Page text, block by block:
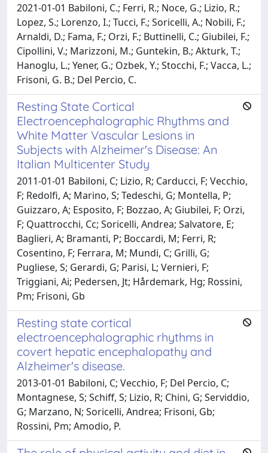
2021-01-01 Babiloni, C.; Ferri, R.; Noce, G.; Lizio, R.;
Lopez, S.; Lorenzo, I.; Tucci, F.; Soricelli, A.; Nobili, F.;
Arnaldi, D.; Fama, F.; Orzi, F.; Buttinelli, C.; Giubilei, F.;
Cipollini, V.; Marizzoni, M.; Guntekin, B.; Akturk, T.;
Hanoglu, L.; Yener, G.; Ozbek, Y.; Stocchi, F.; Vacca, L.;
Frisoni, G. B.; Del Percio, C.
Resting State Cortical
Electroencephalographic Rhythms and
White Matter Vascular Lesions in
Subjects with Alzheimer's Disease: An
Italian Multicenter Study
2011-01-01 Babiloni, C; Lizio, R; Carducci, F; Vecchio,
F; Redolfi, A; Marino, S; Tedeschi, G; Montella, P;
Guizzaro, A; Esposito, F; Bozzao, A; Giubilei, F; Orzi,
F; Quattrocchi, Cc; Soricelli, Andrea; Salvatore, E;
Baglieri, A; Bramanti, P; Boccardi, M; Ferri, R;
Cosentino, F; Ferrara, M; Mundi, C; Grilli, G;
Pugliese, S; Gerardi, G; Parisi, L; Vernieri, F;
Triggiani, Ai; Pedersen, Jt; Hårdemark, Hg; Rossini,
Pm; Frisoni, Gb
Resting state cortical
electroencephalographic rhythms in
covert hepatic encephalopathy and
Alzheimer's disease.
2013-01-01 Babiloni, C; Vecchio, F; Del Percio, C;
Montagnese, S; Schiff, S; Lizio, R; Chini, G; Serviddio,
G; Marzano, N; Soricelli, Andrea; Frisoni, Gb;
Rossini, Pm; Amodio, P.